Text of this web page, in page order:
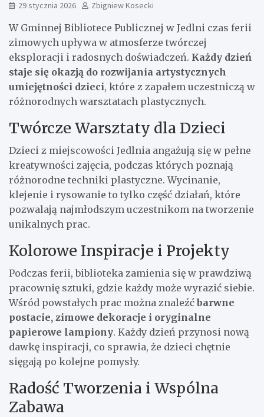
29 stycznia 2026 Zbigniew Kosecki
W Gminnej Bibliotece Publicznej w Jedlni czas ferii
zimowych upływa w atmosferze twórczej
eksploracji i radosnych doświadczeń. Każdy dzień
staje się okazją do rozwijania artystycznych
umiejętności dzieci, które z zapałem uczestniczą w
różnorodnych warsztatach plastycznych.
Twórcze Warsztaty dla Dzieci
Dzieci z miejscowości Jedlnia angażują się w pełne
kreatywności zajęcia, podczas których poznają
różnorodne techniki plastyczne. Wycinanie,
klejenie i rysowanie to tylko część działań, które
pozwalają najmłodszym uczestnikom na tworzenie
unikalnych prac.
Kolorowe Inspiracje i Projekty
Podczas ferii, biblioteka zamienia się w prawdziwą
pracownię sztuki, gdzie każdy może wyrazić siebie.
Wśród powstałych prac można znaleźć barwne
postacie, zimowe dekoracje i oryginalne
papierowe lampiony. Każdy dzień przynosi nową
dawkę inspiracji, co sprawia, że dzieci chętnie
sięgają po kolejne pomysły.
Radość Tworzenia i Wspólna
Zabawa